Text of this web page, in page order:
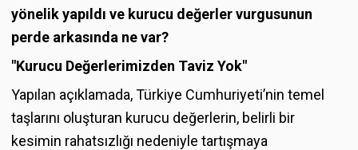
yönelik yapıldı ve kurucu değerler vurgusunun
perde arkasında ne var?
"Kurucu Değerlerimizden Taviz Yok"
Yapılan açıklamada, Türkiye Cumhuriyeti’nin temel
taşlarını oluşturan kurucu değerlerin, belirli bir
kesimin rahatsızlığı nedeniyle tartışmaya